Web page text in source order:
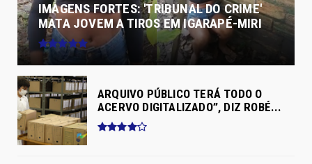
IMAGENS FORTES: 'TRIBUNAL DO CRIME'
MATA JOVEM A TIROS EM IGARAPÉ-MIRI
ARQUIVO PÚBLICO TERÁ TODO O
ACERVO DIGITALIZADO”, DIZ ROBÉ...